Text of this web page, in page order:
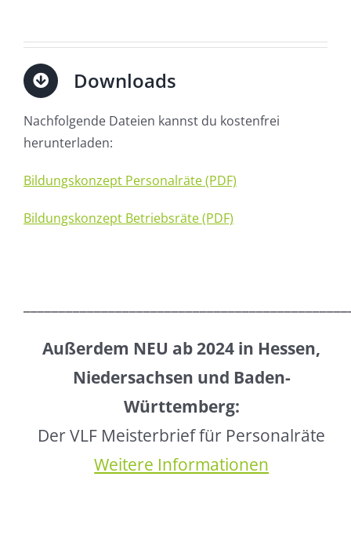
Downloads
Nachfolgende Dateien kannst du kostenfrei
herunterladen:
Bildungskonzept Personalräte (PDF)
Bildungskonzept Betriebsräte (PDF)
Außerdem NEU ab 2024 in Hessen,
Niedersachsen und Baden-
Württemberg:
Der VLF Meisterbrief für Personalräte
Weitere Informationen